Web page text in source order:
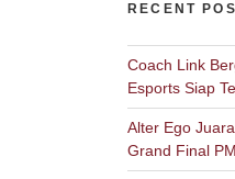
RECENT
Coach Link
Esports Siap
Alter Ego
Grand Final